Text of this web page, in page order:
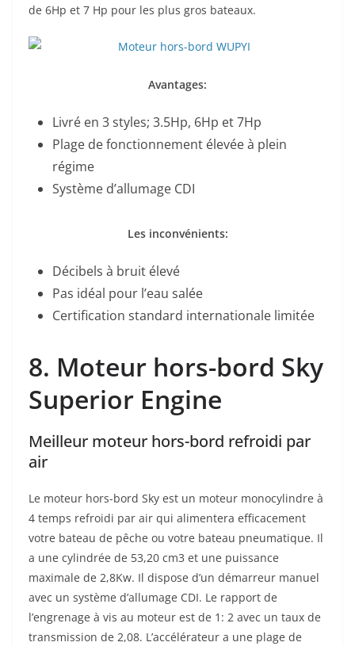
de 6Hp et 7 Hp pour les plus gros bateaux.
Avantages:
Livré en 3 styles; 3.5Hp, 6Hp et 7Hp
Plage de fonctionnement élevée à plein
régime
Système d’allumage CDI
Les inconvénients:
Décibels à bruit élevé
Pas idéal pour l’eau salée
Certification standard internationale limitée
8. Moteur hors-bord Sky
Superior Engine
Meilleur moteur hors-bord refroidi par
air
Le moteur hors-bord Sky est un moteur monocylindre à
4 temps refroidi par air qui alimentera efficacement
votre bateau de pêche ou votre bateau pneumatique. Il
a une cylindrée de 53,20 cm3 et une puissance
maximale de 2,8Kw. Il dispose d’un démarreur manuel
avec un système d’allumage CDI. Le rapport de
l’engrenage à vis au moteur est de 1: 2 avec un taux de
transmission de 2,08. L’accélérateur a une plage de